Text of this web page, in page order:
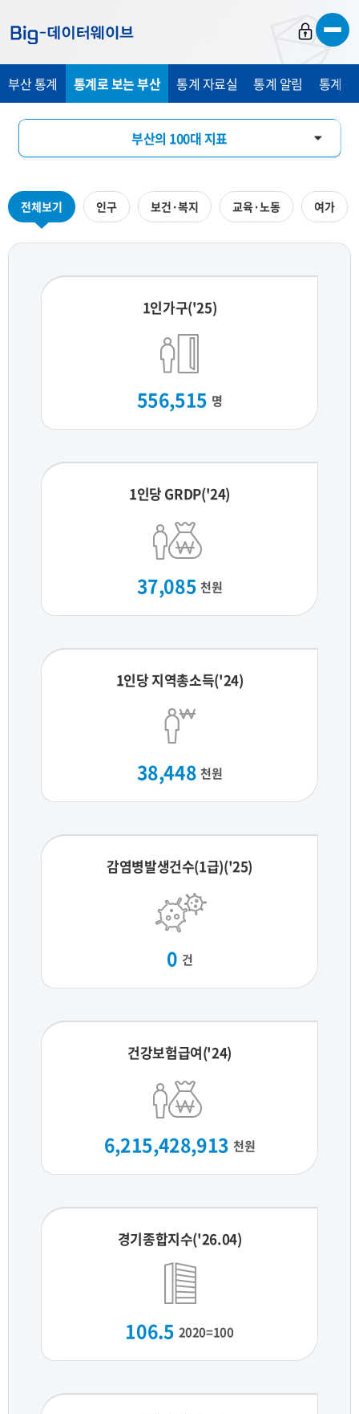
가
가
가
부산 통계 통계로 보는 부산 통계 자료실 통계 알림 통계
부산의 100대 지표
지역통계 시각화
전체보기 인구 보건·복지 교육·노동 여가
1인가구('25)
556,515 명
1인당 GRDP('24)
37,085 천원
1인당 지역총소득('24)
38,448 천원
감염병발생건수(1급)('25)
0 건
건강보험급여('24)
6,215,428,913 천원
경기종합지수('26.04)
106.5 2020=100